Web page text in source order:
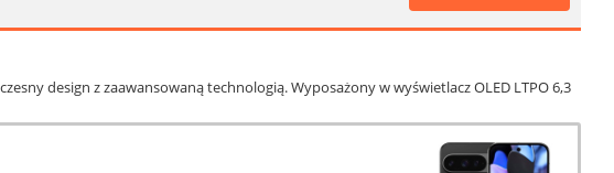
design z zaawansowaną technologią. Wyposażony w wyświetlacz OLED LTPO 6,3